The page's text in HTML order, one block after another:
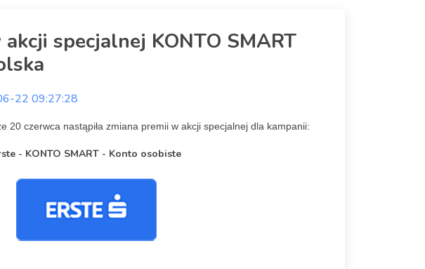
specjalnej KONTO SMART
22 09:27:28
20 czerwca nastąpiła zmiana premii w akcji specjalnej dla kampanii:
- KONTO SMART - Konto osobiste